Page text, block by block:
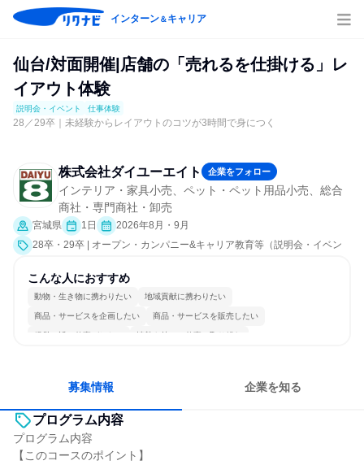
インターン＆キャリア
仙台/対面開催|店舗の「売れるを仕掛ける」レ
イアウト体験
説明会・イベント 仕事体験
28／29卒｜未経験からレイアウトのコツが3時間で身につく
株式会社ダイユーエイト 企業をフォロー
インテリア・家具小売、ペット・ペット用品小売、総合
商社・専門商社・卸売
宮城県 1日
2026年8月・9月
28卒・29卒 | オープン・カンパニー&キャリア教育等（説明会・イベン
こんな人におすすめ
動物・生き物に携わりたい 地域貢献に携わりたい
商品・サービスを企画したい 商品・サービスを販売したい
経営に近い仕事がしたい 情熱を持って仕事に取り組む
募集情報 企業を知る
プログラム内容
プログラム内容
【このコースのポイント】